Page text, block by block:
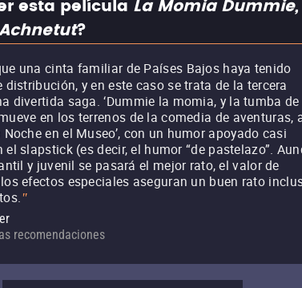
esta película La Momia
?
una cinta familiar de Países Bajos haya tenido
y en este caso se trata de la tercera
divertida saga. ‘Dummie la momia, y la tumba de
en los terrenos de la comedia de aventuras,
Noche en el Museo’, con un humor apoyado casi
slapstick (es decir, el humor “de pastelazo”.
y juvenil se pasará el mejor rato, el valor de
efectos especiales aseguran un buen rato
"
recomendaciones